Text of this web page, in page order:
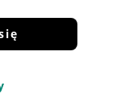
regulaminu